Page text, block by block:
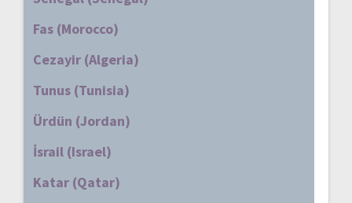
Fas (Morocco)
Cezayir (Algeria)
Tunus (Tunisia)
Ürdün (Jordan)
İsrail (Israel)
Katar (Qatar)